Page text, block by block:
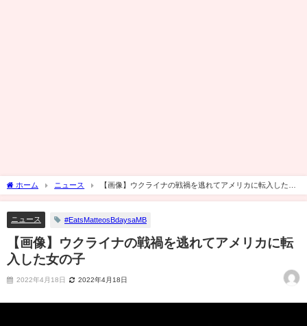
ホーム ニュース
【画像】ウクライナの戦禍を逃れてアメリカに転入した女
の子
ニュース #EatsMatteosBdaysaMB
【画像】ウクライナの戦禍を逃れてアメリカに転
入した女の子
2022年4月18日 2022年4月18日